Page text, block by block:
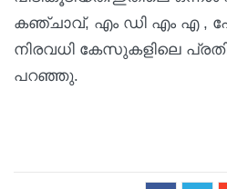
കഞ്ചാവ്, എം ഡി എം എ ,
നിരവധി കേസുകളിലെ
പറഞ്ഞു.